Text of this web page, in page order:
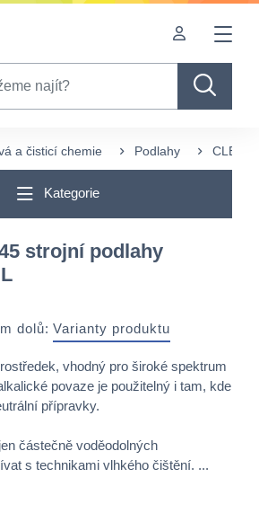
a čisticí chemie Podlahy
Kategorie
strojní podlahy
dolů: Varianty produktu
vhodný pro široké spektrum
povaze je použitelný i tam, kde
přípravky.
částečně voděodolných
s technikami vlhkého čištění. ...